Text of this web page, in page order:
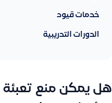
خدمات قيود
الدورات التدريبية
هل يمكن منع